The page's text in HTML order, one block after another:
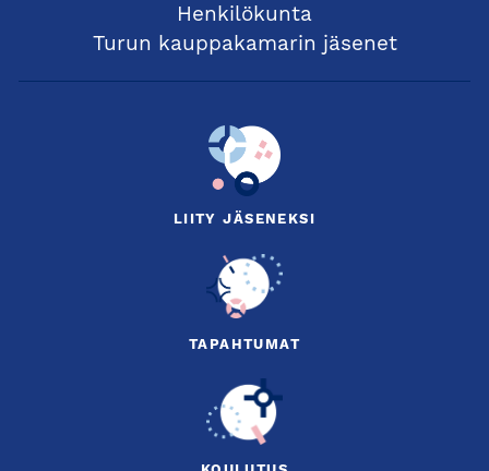
Henkilökunta
Turun kauppakamarin jäsenet
LIITY JÄSENEKSI
TAPAHTUMAT